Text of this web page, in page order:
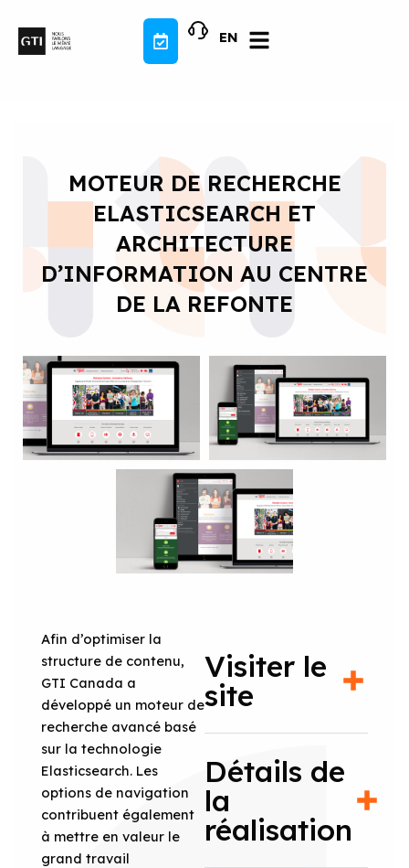
contenu
EN
MOTEUR DE RECHERCHE
ELASTICSEARCH ET
ARCHITECTURE
D’INFORMATION AU CENTRE
DE LA REFONTE
Afin d’optimiser la
structure de contenu,
GTI Canada a
développé un moteur de
recherche avancé basé
sur la technologie
Elasticsearch. Les
options de navigation
contribuent également
à mettre en valeur le
grand travail
Visiter le
site
Détails de
la
réalisation